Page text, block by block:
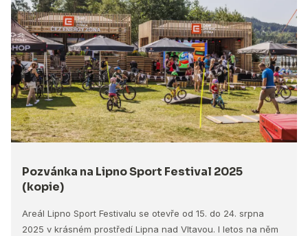
Pozvánka na Lipno Sport Festival 2025
(kopie)
Areál Lipno Sport Festivalu se otevře od 15. do 24. srpna
2025 v krásném prostředí Lipna nad Vltavou. I letos na něm